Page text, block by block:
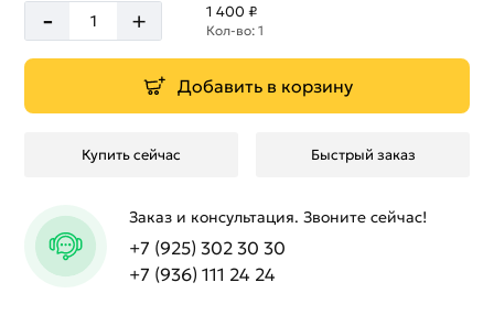
- + 1 400 ₽
Кол-во: 1
Добавить в корзину
Купить сейчас Быстрый заказ
Заказ и консультация. Звоните сейчас!
+7 (925) 302 30 30
+7 (936) 111 24 24